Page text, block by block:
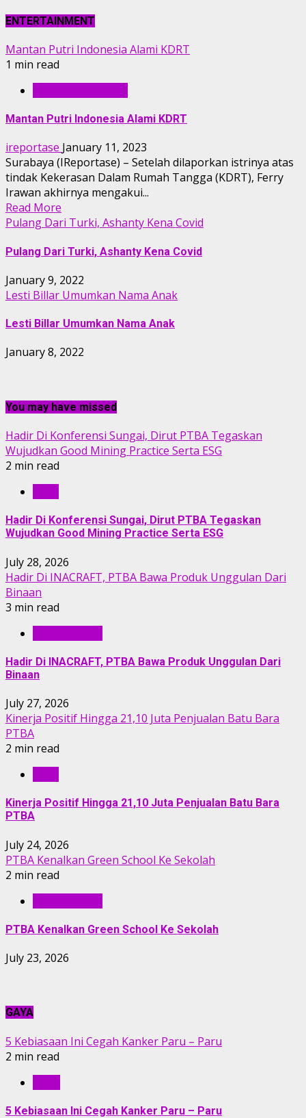
ENTERTAINMENT
Mantan Putri Indonesia Alami KDRT
1 min read
Mantan Putri Indonesia Alami KDRT
ireportase January 11, 2023
Surabaya (IReportase) – Setelah dilaporkan istrinya atas
tindak Kekerasan Dalam Rumah Tangga (KDRT), Ferry
Irawan akhirnya mengakui...
Read More
Pulang Dari Turki, Ashanty Kena Covid
Pulang Dari Turki, Ashanty Kena Covid
January 9, 2022
Lesti Billar Umumkan Nama Anak
Lesti Billar Umumkan Nama Anak
January 8, 2022
You may have missed
Hadir Di Konferensi Sungai, Dirut PTBA Tegaskan
Wujudkan Good Mining Practice Serta ESG
2 min read
Hadir Di Konferensi Sungai, Dirut PTBA Tegaskan
Wujudkan Good Mining Practice Serta ESG
July 28, 2026
Hadir Di INACRAFT, PTBA Bawa Produk Unggulan Dari
Binaan
3 min read
Hadir Di INACRAFT, PTBA Bawa Produk Unggulan Dari
Binaan
July 27, 2026
Kinerja Positif Hingga 21,10 Juta Penjualan Batu Bara
PTBA
2 min read
Kinerja Positif Hingga 21,10 Juta Penjualan Batu Bara
PTBA
July 24, 2026
PTBA Kenalkan Green School Ke Sekolah
2 min read
PTBA Kenalkan Green School Ke Sekolah
July 23, 2026
GAYA
5 Kebiasaan Ini Cegah Kanker Paru – Paru
2 min read
5 Kebiasaan Ini Cegah Kanker Paru – Paru